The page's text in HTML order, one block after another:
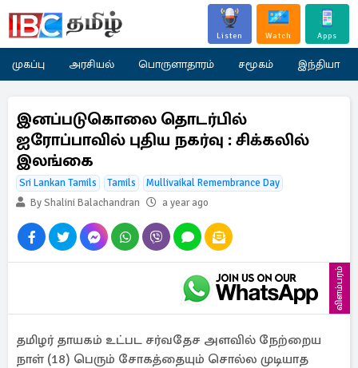
Listen Watch Apps
முகப்பு அரசியல் பொருளாதாரம் சமூகம் இந்தியா
இனப்படுகொலை தொடர்பில்
ஐரோப்பாவில் புதிய நகர்வு : சிக்கலில்
இலங்கை
Sri Lankan Tamils Tamils
Mullivaikal Remembrance Day
By Shalini Balachandran
a year ago
விளம்பரம்
தமிழர் தாயகம் உட்பட சர்வதேச அளவில் நேற்றைய
நாள் (18) பெரும் சோகத்தையும் சொல்ல முடியாத